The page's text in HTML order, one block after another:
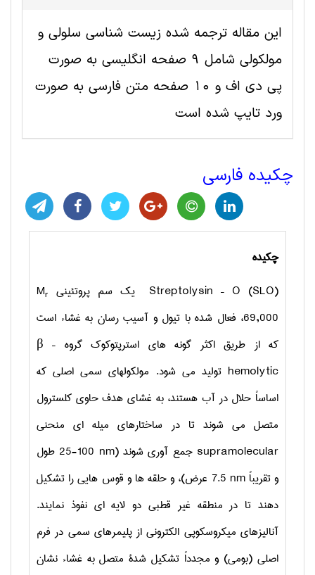
این مقاله ترجمه شده زیست شناسی سلولی و
مولکولی شامل 9 صفحه انگلیسی به صورت
پی دی اف و 10 صفحه متن فارسی به صورت
ورد تایپ شده است
چکیده فارسی
چکیده
Streptolysin – O (SLO)
یک سم پروتئینی Mr
69,000، فعال شده با تیول و آسیب رسان به غشاء است
که از طریق اکثر گونه های استرپتوکوک گروه β –
hemolytic تولید می شود. مولکولهای سمی اصلی که
اساساً حلال در آب هستند، به غشای هدف حاوی کلسترول
متصل می شوند تا در ساختارهای میله ای منحنی
supramolecular جمع آوری شوند (25-100 nm طول
و تقریباً7.5 nm عرض)، و حلقه ها و قوس هایی را تشکیل
دهند تا در منطقه غیر قطبی دو لایه ای نفوذ نمایند.
آنالیزهای میکروسکوپی الکترونی از پلیمرهای سمی در فرم
اصلی (بومی) و مجدداً تشکیل شدۀ متصل به غشاء نشان